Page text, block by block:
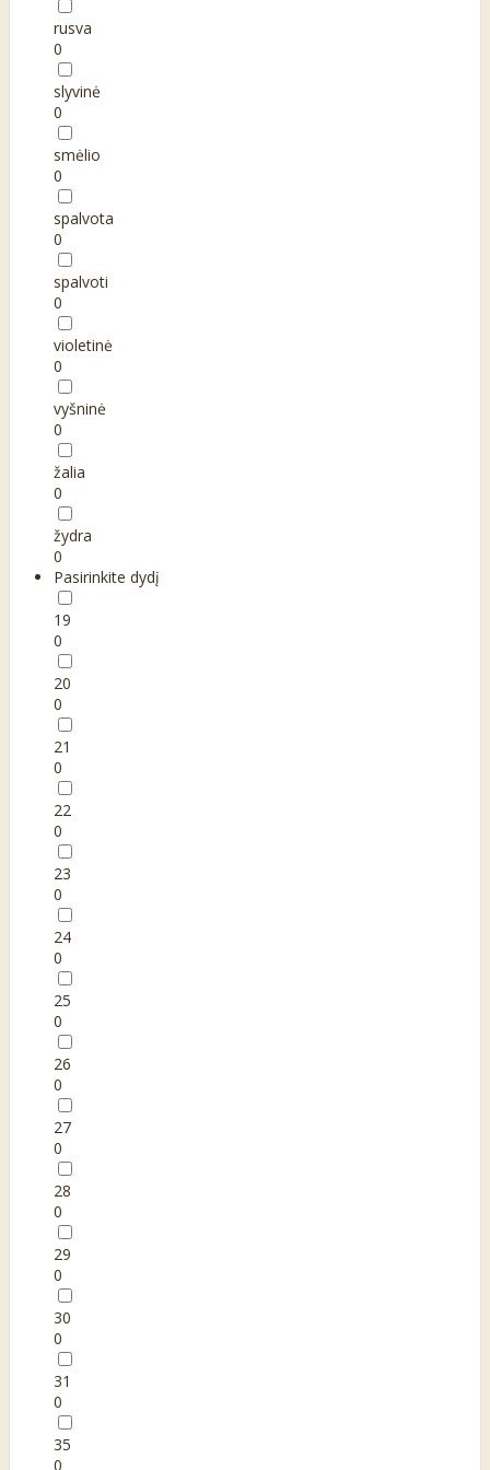
rusva
0
slyvinė
0
smėlio
0
spalvota
0
spalvoti
0
violetinė
0
vyšninė
0
žalia
0
žydra
0
Pasirinkite dydį
19
0
20
0
21
0
22
0
23
0
24
0
25
0
26
0
27
0
28
0
29
0
30
0
31
0
35
0